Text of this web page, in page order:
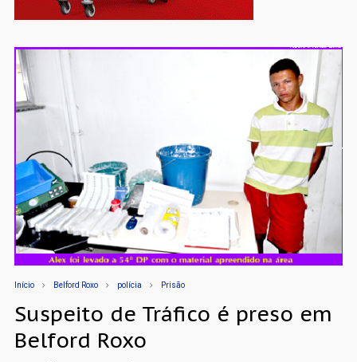
Início Belford Roxo polícia Prisão
Suspeito de Tráfico é preso em
Belford Roxo